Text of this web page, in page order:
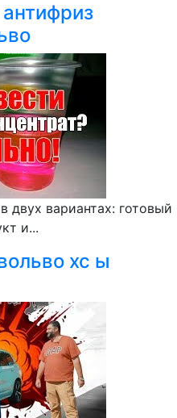
двух вариантах: готовый
и...
xc ы